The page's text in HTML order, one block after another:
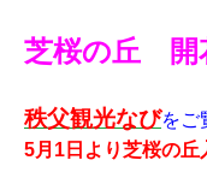
芝桜の丘 開
秩父観光なびをご
5月1日より芝桜の丘